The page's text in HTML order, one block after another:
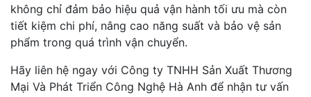
không chỉ đảm bảo hiệu quả vận hành tối ưu mà còn
tiết kiệm chi phí, nâng cao năng suất và bảo vệ sản
phẩm trong quá trình vận chuyển.
Hãy liên hệ ngay với Công ty TNHH Sản Xuất Thương
Mại Và Phát Triển Công Nghệ Hà Anh để nhận tư vấn